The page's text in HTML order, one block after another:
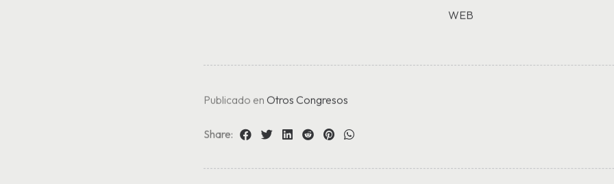
WEB
Publicado en Otros Congresos
Share: